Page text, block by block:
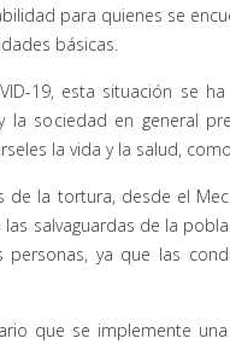
para quienes se
básicas.
19, esta situación se
la sociedad en general
la vida y la salud,
la tortura, desde el
salvaguardas de la
ya que las
que se implemente